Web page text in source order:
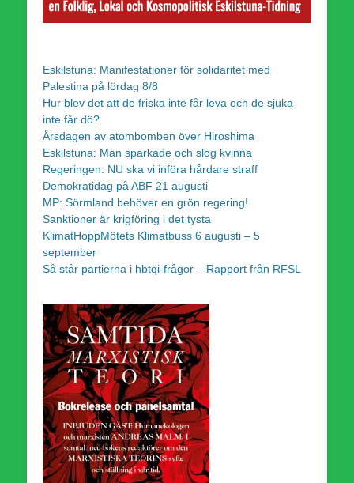
Eskilstuna: Manifestationer för solidaritet med
Palestina på lördag 8/8
Hur blev det att de friska inte får leva och de sjuka
inte får dö?
Årsdagen av atombomben över Hiroshima
Eskilstuna: Man sparkade och slog kvinna
Regeringen: NU ska vi införa hårdare straff
Demokratidag på ABF 21 augusti
MP: Sörmland behöver en grön regering!
Sanktioner är krigföring i det tysta
KlimatHoppMötets Klimatbuss 6 augusti – 5
september
Så står partierna i hbtqi-frågor – Rapport från RFSL